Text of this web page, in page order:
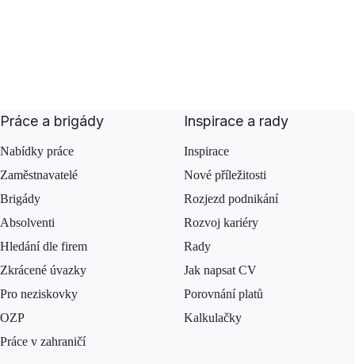
Práce a brigády
Nabídky práce
Zaměstnavatelé
Brigády
Absolventi
Hledání dle firem
Zkrácené úvazky
Pro neziskovky
OZP
Práce v zahraničí
Inspirace a rady
Inspirace
Nové příležitosti
Rozjezd podnikání
Rozvoj kariéry
Rady
Jak napsat CV
Porovnání platů
Kalkulačky